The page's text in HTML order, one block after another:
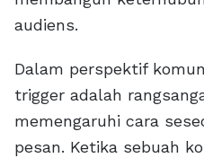
audiens.
Dalam perspektif
trigger adalah
memengaruhi cara
pesan. Ketika sebuah